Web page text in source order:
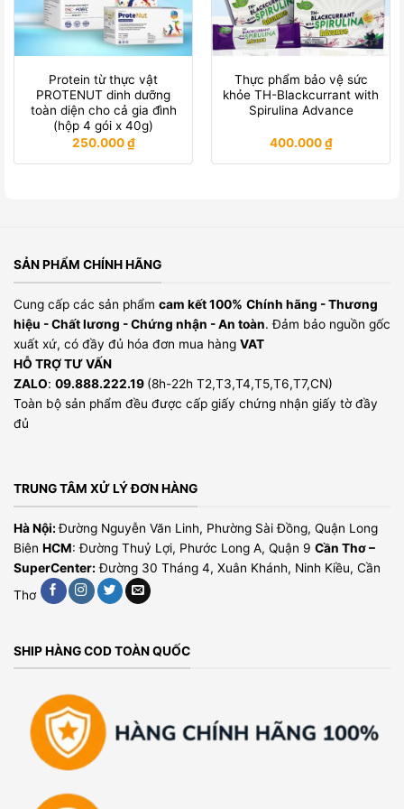
Protein từ thực vật
PROTENUT dinh dưỡng
toàn diện cho cả gia đình
(hộp 4 gói x 40g)
250.000₫
Thực phẩm bảo vệ sức
khỏe TH-Blackcurrant with
Spirulina Advance
400.000₫
SẢN PHẨM CHÍNH HÃNG
Cung cấp các sản phẩm cam kết 100% Chính hãng - Thương
hiệu - Chất lương - Chứng nhận - An toàn. Đảm bảo nguồn gốc
xuất xứ, có đầy đủ hóa đơn mua hàng VAT
HỖ TRỢ TƯ VẤN
ZALO: 09.888.222.19 (8h-22h T2,T3,T4,T5,T6,T7,CN)
Toàn bộ sản phẩm đều được cấp giấy chứng nhận giấy tờ đầy
đủ
TRUNG TÂM XỬ LÝ ĐƠN HÀNG
Hà Nội:Đường Nguyễn Văn Linh, Phường Sài Đồng, Quận Long
Biên HCM: Đường Thuỷ Lợi, Phước Long A, Quận 9 Cần Thơ –
SuperCenter: Đường 30 Tháng 4, Xuân Khánh, Ninh Kiều, Cần
Thơ
SHIP HÀNG COD TOÀN QUỐC